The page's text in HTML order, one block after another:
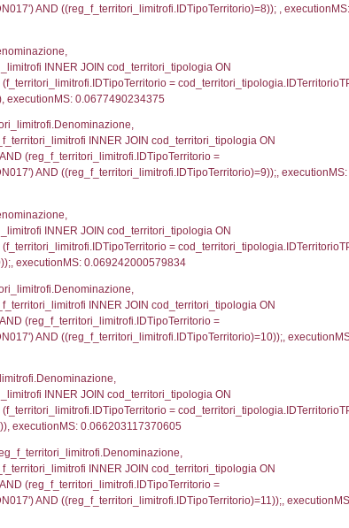
=
((f_territori_limitrofi.IDNotifica) = 204 ) AND
0.079042911529541
f_territori_limitrofi INNER JOIN
(f_territori_limitrofi.IDTipoTerritorio =
0.068762063980103
INNER JOIN cod_territori_tipologia
(f_territori_limitrofi.IDTipoTerritorio =
0.069447994232178
FROM
AND
INNER JOIN cod_territori_tipologia